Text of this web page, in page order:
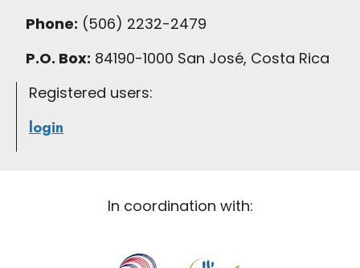
Phone: (506) 2232-2479
P.O. Box: 84190-1000 San José, Costa Rica
Registered users:
login
In coordination with: